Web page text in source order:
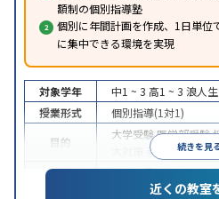
額制の個別指導塾
個別に年間計画を作成、1日単位
に集中できる環境を実現
続きを見
対象学年 中1 ~ 3 高1 ~ 3 浪人生
授業形式
個別指導(1対1)
目的
大学受験医学部受験
英検(英語検定)
中高一貫校生に対応
自習室あり
近くの教室